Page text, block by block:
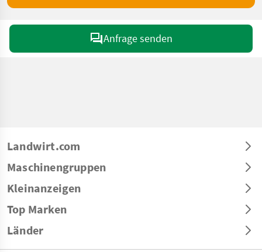
Anfrage senden
Landwirt.com
Maschinengruppen
Kleinanzeigen
Top Marken
Länder